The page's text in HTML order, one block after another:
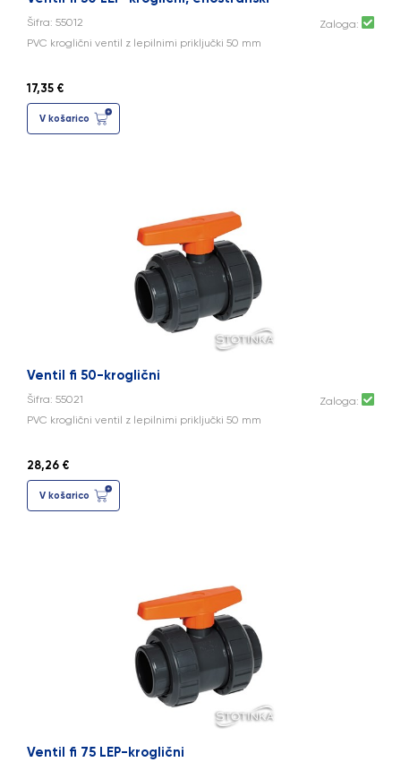
Šifra: 55012
Zaloga:
PVC kroglični ventil z lepilnimi priključki 50 mm
17,35 €
V košarico
Ventil fi 50-kroglični
Šifra: 55021
Zaloga:
PVC kroglični ventil z lepilnimi priključki 50 mm
28,26 €
V košarico
Ventil fi 75 LEP-kroglični